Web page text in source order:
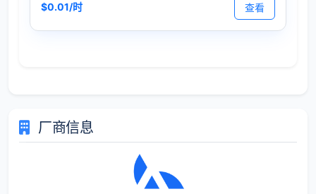
$0.01/时 查看
厂商信息